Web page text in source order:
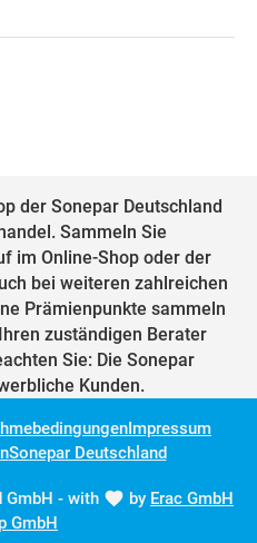
der Sonepar Deutschland
Sammeln Sie
im Online-Shop oder der
bei weiteren zahlreichen
Prämienpunkte sammeln
zuständigen Berater
Sie: Die Sonepar
Kunden.
GmbH - with by Erac GmbH
GmbH
Impressum
Sonepar Deutschland